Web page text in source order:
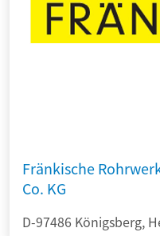
Fränkische
Co. KG
D-97486 Königsberg,